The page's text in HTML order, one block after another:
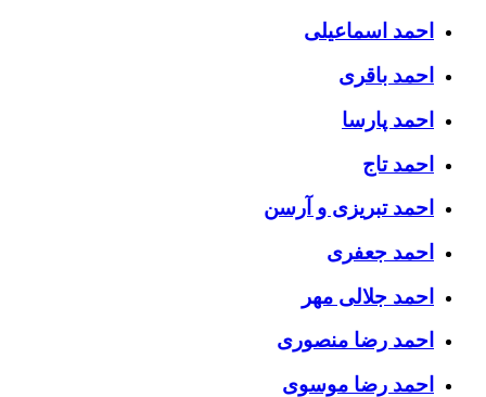
احمد اسماعیلی
احمد باقری
احمد پارسا
احمد تاج
احمد تبریزی و آرسن
احمد جعفری
احمد جلالی مهر
احمد رضا منصوری
احمد رضا موسوی